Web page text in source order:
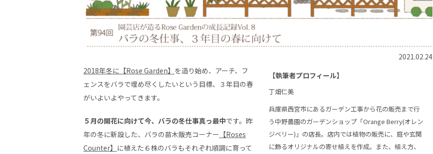
2021.02.24
【執筆者プロフィール】
丁畑仁美
兵庫県西宮市にあるガーデン工事から花の販売まで行
う中野農園のガーデンショップ「Orange Berry(オレン
ジベリー)」の店長。店内では植物の販売に、庭や玄関
に飾るオリジナルの寄せ植えを作成。また、植え方、
2018年冬に【Rose Garden】 を造り始め、アーチ、フ
ェンスをバラで埋め尽くしたいという目標、３年目の春
がいよいよやってきます。
５月の開花に向けて今、バラの冬仕事真っ最中です。昨
年の冬に新設した、バラの苗木販売コーナー 【Roses
Counter】 に植えた６株のバラもそれぞれ順調に育って